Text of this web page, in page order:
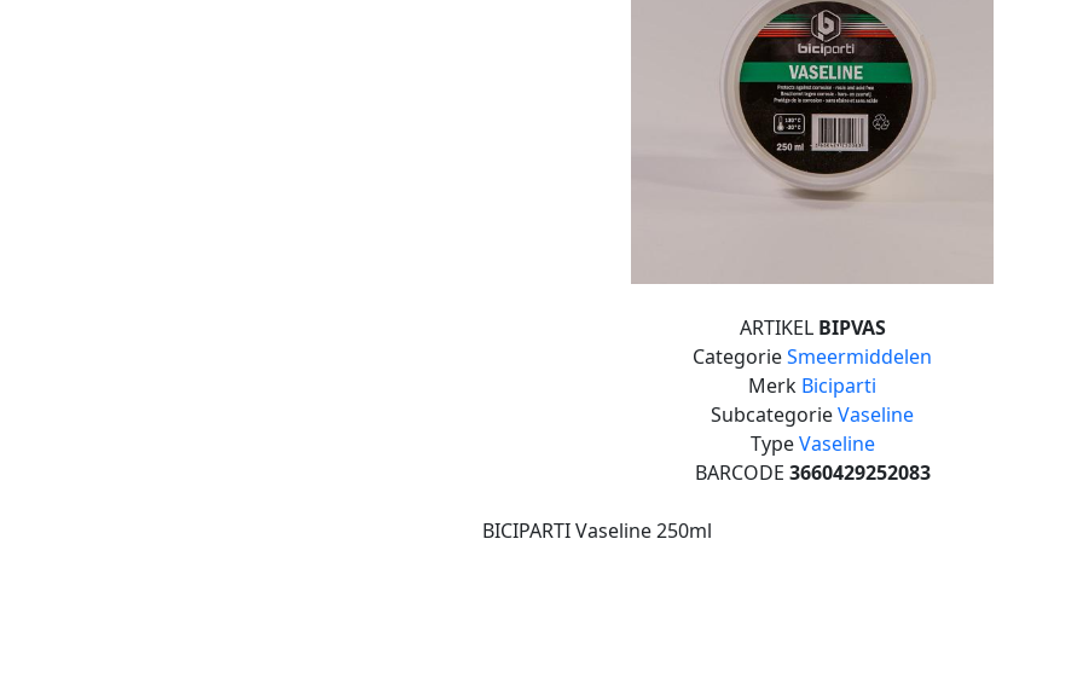
ARTIKEL BIPVAS
CategorieSmeermiddelen
Merk Biciparti
SubcategorieVaseline
TypeVaseline
BARCODE 3660429252083
BICIPARTI Vaseline 250ml